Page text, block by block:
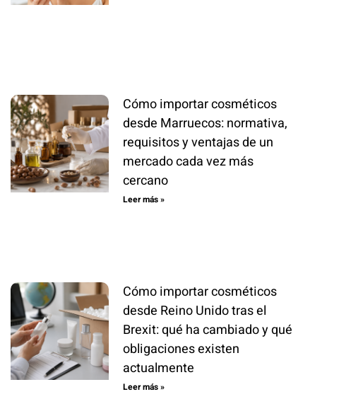
Cómo importar cosméticos
desde Marruecos: normativa,
requisitos y ventajas de un
mercado cada vez más
cercano
Leer más »
Cómo importar cosméticos
desde Reino Unido tras el
Brexit: qué ha cambiado y qué
obligaciones existen
actualmente
Leer más »